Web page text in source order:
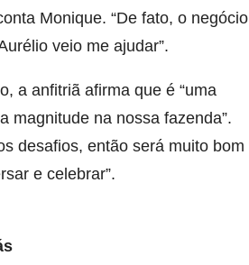
Monique. “De fato, o negócio
veio me ajudar”.
a anfitriã afirma que é “uma
magnitude na nossa fazenda”.
desafios, então será muito bom
e celebrar”.